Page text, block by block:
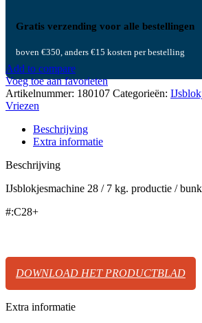
Gratis verzending voor alle bestellingen
boven €350, anders €15 kosten per bestelling
Add to compare
Voeg toe aan favorieten
Artikelnummer: 180107 Categorieën:
Vriezen
Beschrijving
Extra informatie
Beschrijving
IJsblokjesmachine 28 / 7 kg. productie /
#:C28+
DOWNLOAD HET PRODUCTBLAD
Extra informatie